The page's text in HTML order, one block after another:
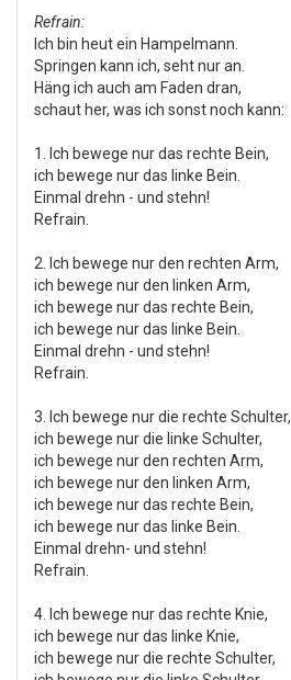
Refrain:
Ich bin heut ein Hampelmann.
Springen kann ich, seht nur an.
Häng ich auch am Faden dran,
schaut her, was ich sonst noch kann:
1. Ich bewege nur das rechte Bein,
ich bewege nur das linke Bein.
Einmal drehn - und stehn!
Refrain.
2. Ich bewege nur den rechten Arm,
ich bewege nur den linken Arm,
ich bewege nur das rechte Bein,
ich bewege nur das linke Bein.
Einmal drehn - und stehn!
Refrain.
3. Ich bewege nur die rechte Schulter,
ich bewege nur die linke Schulter,
ich bewege nur den rechten Arm,
ich bewege nur den linken Arm,
ich bewege nur das rechte Bein,
ich bewege nur das linke Bein.
Einmal drehn- und stehn!
Refrain.
4. Ich bewege nur das rechte Knie,
ich bewege nur das linke Knie,
ich bewege nur die rechte Schulter,